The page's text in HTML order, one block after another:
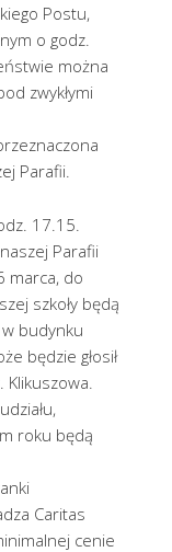
Postu,
o godz.
można
zwykłymi
Parafii.
17.15.
Parafii
marca, do
szkoły będą
budynku
będzie głosił
roku będą
Caritas
cenie